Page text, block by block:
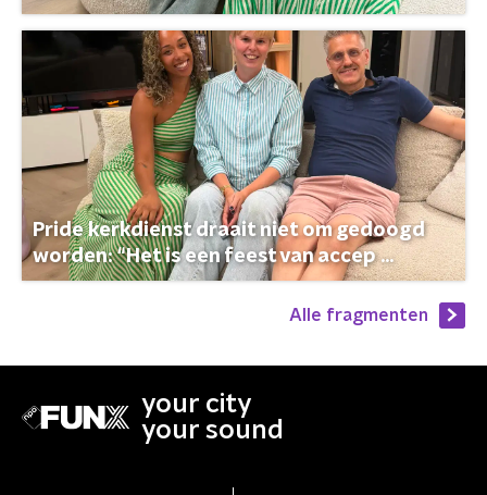
Pride kerkdienst draait niet om gedoogd
worden: “Het is een feest van accep ...
Alle fragmenten
your city
your sound